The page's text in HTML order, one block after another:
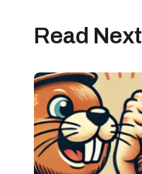
Read Next